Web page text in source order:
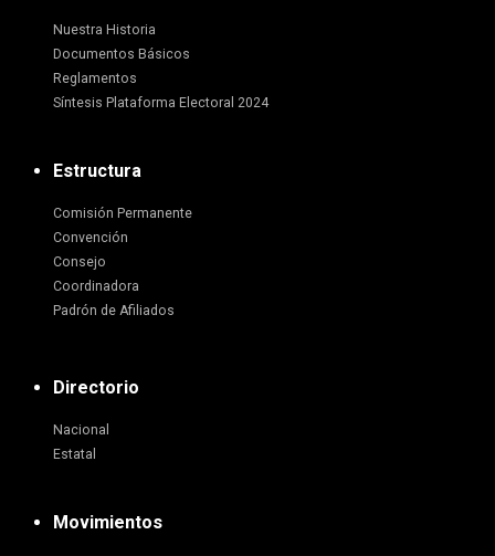
Nuestra Historia
Documentos Básicos
Reglamentos
Síntesis Plataforma Electoral 2024
Estructura
Comisión Permanente
Convención
Consejo
Coordinadora
Padrón de Afiliados
Directorio
Nacional
Estatal
Movimientos